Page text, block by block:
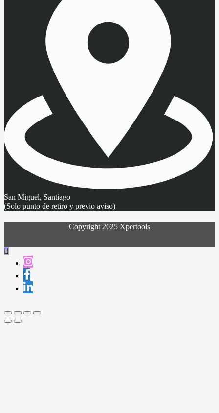
San Miguel, Santiago
(Solo punto de retiro y previo aviso)
Copyright 2025 Xpertools